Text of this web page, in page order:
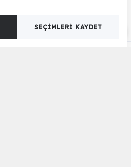
SEÇIMLERI KAYDET